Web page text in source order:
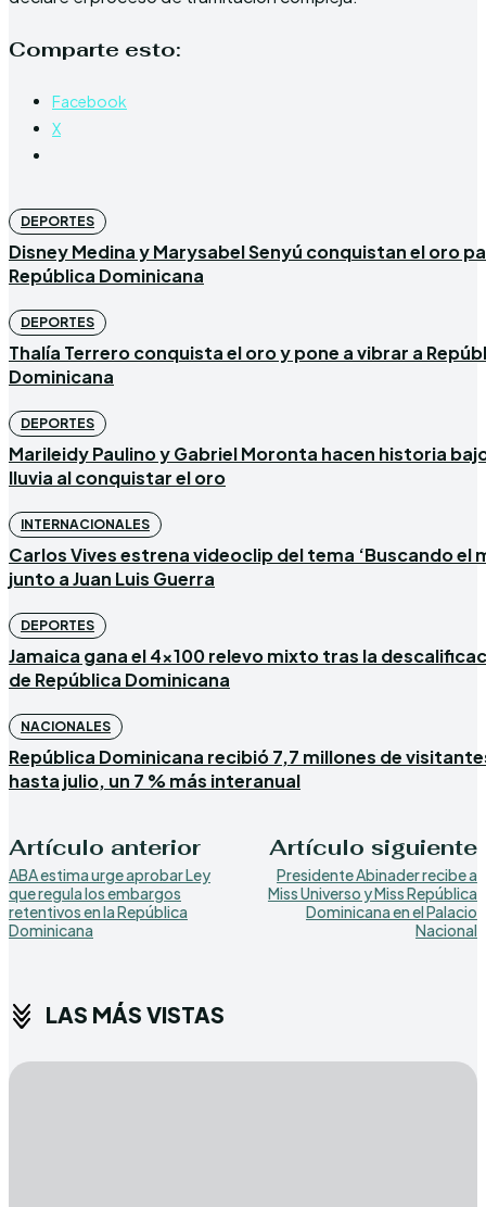
Comparte esto:
Facebook
X
DEPORTES
Disney Medina y Marysabel Senyú conquistan el oro
República Dominicana
DEPORTES
Thalía Terrero conquista el oro y pone a vibrar a
Dominicana
DEPORTES
Marileidy Paulino y Gabriel Moronta hacen historia
lluvia al conquistar el oro
INTERNACIONALES
Carlos Vives estrena videoclip del tema ‘Buscando el
junto a Juan Luis Guerra
DEPORTES
Jamaica gana el 4×100 relevo mixto tras la
de República Dominicana
NACIONALES
República Dominicana recibió 7,7 millones de
hasta julio, un 7 % más interanual
Artículo anterior
ABA estima urge aprobar Ley
que regula los embargos
retentivos en la República
Dominicana
Artículo siguiente
Presidente Abinader recibe a
Miss Universo y Miss República
Dominicana en el Palacio
Nacional
LAS MÁS VISTAS